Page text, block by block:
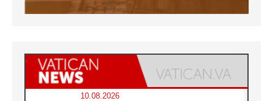
10.08.2026